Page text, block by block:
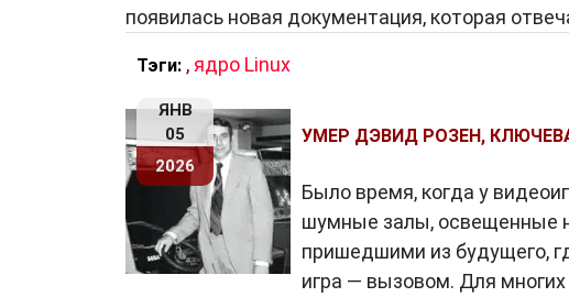
Особенно это важно в agile-командах и при
Синтез двух подходов: влияние
Интересно, что оба значения термина
вымышленный пользователь — играют важную
формируют философию и инструменты, а
появилась новая документация, которая
Тэги: , ядро Linux
ЯНВ
05
2026
УМЕР ДЭВИД РОЗЕН,
Было время, когда у
шумные залы, освещенные
пришедшими из будущего,
игра — вызовом. Для